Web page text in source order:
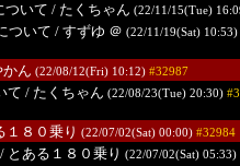
ついて / たくちゃん (22/11/15(Tue)
ついて / すずゆ ＠ (22/11/19(Sat) 10:53)
かん (22/08/12(Fri) 10:12) #32987
て / たくちゃん (22/08/23(Tue) 20:30)
１８０乗り (22/07/02(Sat) 00:00) #32984
/ とある１８０乗り (22/07/02(Sat) 05:33)